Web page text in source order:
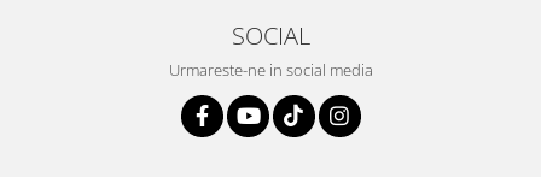
SOCIAL
Urmareste-ne in social media